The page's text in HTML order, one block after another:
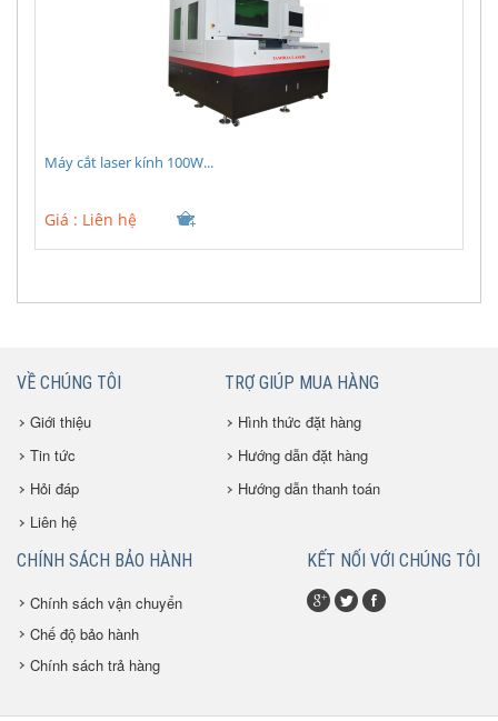
Máy cắt laser kính 100W...
Giá : Liên hệ
VỀ CHÚNG TÔI
Giới thiệu
Tin tức
Hỏi đáp
Liên hệ
TRỢ GIÚP MUA HÀNG
Hình thức đặt hàng
Hướng dẫn đặt hàng
Hướng dẫn thanh toán
CHÍNH SÁCH BẢO HÀNH
Chính sách vận chuyển
Chế độ bảo hành
Chính sách trả hàng
KẾT NỐI VỚI CHÚNG TÔI